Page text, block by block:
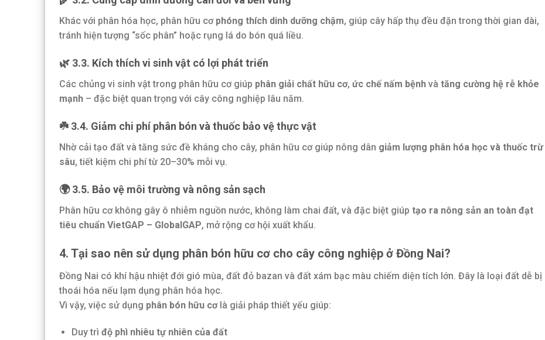
Khác với phân hóa học, phân hữu cơ phóng thích dinh dưỡng chậm, giúp cây hấp thụ đều đặn trong thời gian dài,
tránh hiện tượng “sốc phân” hoặc rụng lá do bón quá liều.
🌿 3.3. Kích thích vi sinh vật có lợi phát triển
Các chủng vi sinh vật trong phân hữu cơ giúp phân giải chất hữu cơ, ức chế nấm bệnh và tăng cường hệ rễ khỏe
mạnh – đặc biệt quan trọng với cây công nghiệp lâu năm.
☘️ 3.4. Giảm chi phí phân bón và thuốc bảo vệ thực vật
Nhờ cải tạo đất và tăng sức đề kháng cho cây, phân hữu cơ giúp nông dân giảm lượng phân hóa học và thuốc trừ
sâu, tiết kiệm chi phí từ 20–30% mỗi vụ.
🌍3.5. Bảo vệ môi trường và nông sản sạch
Phân hữu cơ không gây ô nhiễm nguồn nước, không làm chai đất, và đặc biệt giúp tạo ra nông sản an toàn đạt
tiêu chuẩn VietGAP – GlobalGAP, mở rộng cơ hội xuất khẩu.
4. Tại sao nên sử dụng phân bón hữu cơ cho cây công nghiệp ở Đồng Nai?
Đồng Nai có khí hậu nhiệt đới gió mùa, đất đỏ bazan và đất xám bạc màu chiếm diện tích lớn. Đây là loại đất dễ bị
thoái hóa nếu lạm dụng phân hóa học.
Vì vậy, việc sử dụng phân bón hữu cơlà giải pháp thiết yếu giúp:
Duy trì độ phì nhiêu tự nhiên của đất